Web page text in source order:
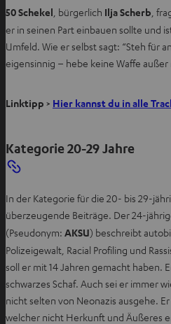
50 Schekel , bürgerlich Ilja Scherb ,
er in seinen Part einbauen sollte und
Umfeld. Wie er selbst sagt: “Steh für
eigensinnig – hebe keine Waffe außer
Linktipp > Hier kannst du in alle
Kategorie 20-29 Jahre
In der Kategorie für die 20- bis 29-
überzeugende Beiträge. Der 24-
(Pseudonym: AKSU) beschreibt
Polizeigewalt, Racial Profiling und
soll er mit 14 Jahren gemacht haben.
schwarzes Schaf. Auch sei er immer
nicht selten von Neonazis ausgehe.
welcher nicht Herkunft und Äußeres